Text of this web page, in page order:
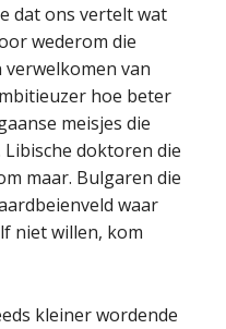
dat ons vertelt wat
wederom die
van
hoe beter
meisjes die
doktoren die
maar. Bulgaren die
waar
niet willen, kom
kleiner wordende